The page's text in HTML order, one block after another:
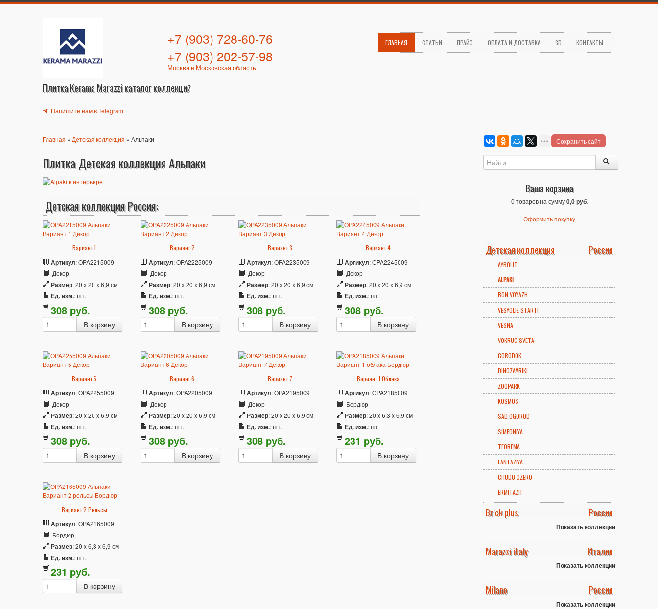
Плитка Kerama Marazzi каталог коллекций
+7 (903) 728-60-76
+7 (903) 202-57-98
Москва и Московская область
Напишите нам в Telegram
ГЛАВНАЯ СТАТЬИ ПРАЙС ОПЛАТА И ДОСТАВКА 3D КОНТАКТЫ
Главная » Детская коллекция » Альпаки
Плитка Детская коллекция Альпаки
Детская коллекция Россия:
Вариант 1
Артикул: OPA2215009
Декор
Размер: 20 x 20 x 6,9 см
Ед. изм.: шт.
308 pуб.
Вариант 2
Артикул: OPA2225009
Декор
Размер: 20 x 20 x 6,9 см
Ед. изм.: шт.
308 pуб.
Вариант 3
Артикул: OPA2235009
Декор
Размер: 20 x 20 x 6,9 см
Ед. изм.: шт.
308 pуб.
Вариант 4
Артикул: OPA2245009
Декор
Размер: 20 x 20 x 6,9 см
Ед. изм.: шт.
308 pуб.
Вариант 5
Артикул: OPA2255009
Декор
Размер: 20 x 20 x 6,9 см
Ед. изм.: шт.
308 pуб.
Вариант 6
Артикул: OPA2205009
Декор
Размер: 20 x 20 x 6,9 см
Ед. изм.: шт.
308 pуб.
Вариант 7
Артикул: OPA2195009
Декор
Размер: 20 x 20 x 6,9 см
Ед. изм.: шт.
308 pуб.
Вариант 1 Облака
Артикул: OPA2185009
Бордюр
Размер: 20 x 6,3 x 6,9 см
Ед. изм.: шт.
231 pуб.
Вариант 2 Рельсы
Артикул: OPA2165009
Бордюр
Размер: 20 x 6,3 x 6,9 см
Ед. изм.: шт.
231 pуб.
Сохранить сайт
Ваша корзина
0 товаров на сумму0,0 руб.
Оформить покупку
Детская коллекция Россия
AYBOLIT
ALPAKI
BON VOYAZH
VESYOLIE STARTI
VESNA
VOKRUG SVETA
GORODOK
DINOZAVRIKI
ZOOPARK
KOSMOS
SAD OGOROD
SIMFONIYA
TEOREMA
FANTAZIYA
CHUDO OZERO
ERMITAZH
Brick plus Россия
Показать коллекции
Marazzi italy Италия
Показать коллекции
Milano Россия
Показать коллекции